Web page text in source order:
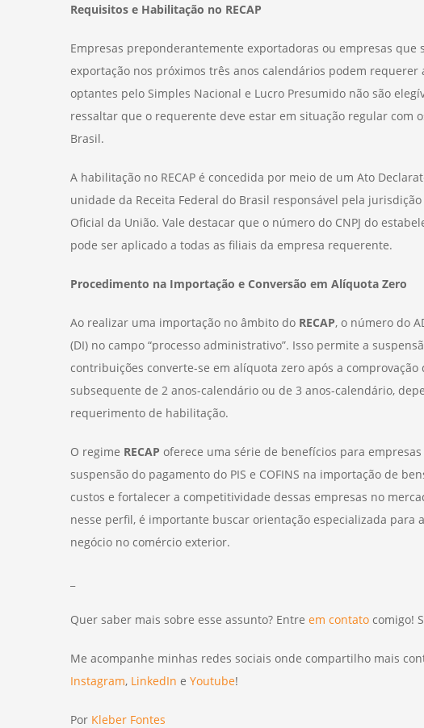
Requisitos e Habilitação no RECAP
Empresas preponderantemente exportadoras ou empresas
exportação nos próximos três anos calendários podem requerer
optantes pelo Simples Nacional e Lucro Presumido não são
ressaltar que o requerente deve estar em situação regular com
Brasil.
A habilitação no RECAP é concedida por meio de um Ato
unidade da Receita Federal do Brasil responsável pela
Oficial da União. Vale destacar que o número do CNPJ do
pode ser aplicado a todas as filiais da empresa requerente.
Procedimento na Importação e Conversão em Alíquota Zero
Ao realizar uma importação no âmbito do RECAP, o número do
(DI) no campo “processo administrativo”. Isso permite a
contribuições converte-se em alíquota zero após a
subsequente de 2 anos-calendário ou de 3 anos-calendário,
requerimento de habilitação.
O regime RECAP oferece uma série de benefícios para
suspensão do pagamento do PIS e COFINS na importação de
custos e fortalecer a competitividade dessas empresas no
nesse perfil, é importante buscar orientação especializada para
negócio no comércio exterior.
Quer saber mais sobre esse assunto? Entre em contato comigo!
Me acompanhe minhas redes sociais onde compartilho mais
Instagram, LinkedIn e Youtube!
Por Kleber Fontes